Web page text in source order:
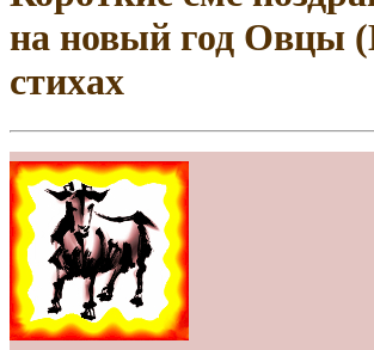
на новый год Овцы
стихах